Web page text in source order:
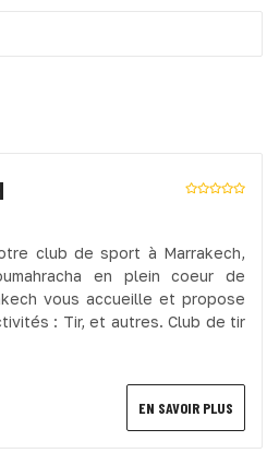
club de sport à Marrakech,
en plein coeur de
vous accueille et propose
: Tir, et autres. Club de tir
EN SAVOIR PLUS